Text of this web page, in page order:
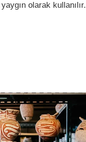
olarak kullanılır.